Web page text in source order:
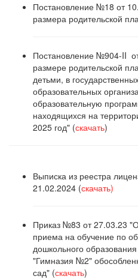
Постановление №18 от
размера родительской
Постановление №904-II
размере родительской
детьми, в
образовательных
образовательную
находящихся на
2025 год" (скачать)
Выписка из реестра
21.02.2024 (скачать)
Приказ №83 от 27.03.23
приема на обучение по
дошкольного
"Гимназия №2"
сад" (скачать)